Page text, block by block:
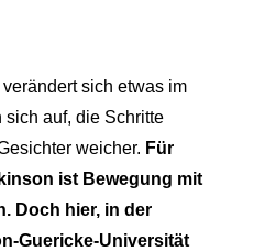
sich etwas im
sich auf, die Schritte
weicher. Für
ist Bewegung mit
Doch hier, in der
Guericke-Universität